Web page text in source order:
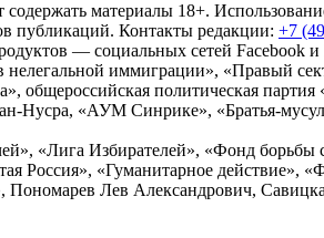
материалы 18+.
публикаций. Контакты редакции: +7
— социальных сетей Facebook
нелегальной иммиграции», «Правый
общероссийская политическая
«АУМ Синрике», «Братья-
«Лига Избирателей», «Фонд
«Гуманитарное действие»,
Пономарев Лев Александрович,